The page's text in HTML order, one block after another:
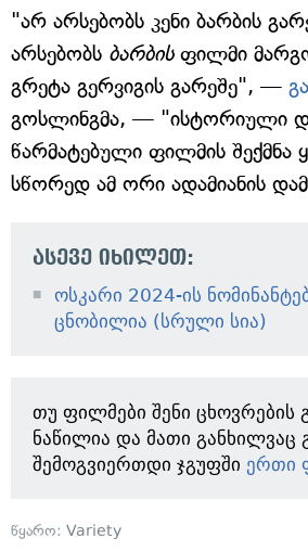
"არ არსებობს კენი ბარბის
არსებობს ბარბისფილმი
გრეტა გერვიგის გარეშე", —
გოსლინგმა, — "ისტორიული
წარმატებული ფილმის შექმნა
სწორედ ამ ორი ადამიანის
ასევე იხილეთ:
ოსკარი 2024-ის
ცნობილია (სრული სია)
თუ ფილმები შენი ცხოვრების
ნაწილია და მათი განხილვაც
შემოგვიერთდი ჯგუფში ერთი
წყარო: Variety